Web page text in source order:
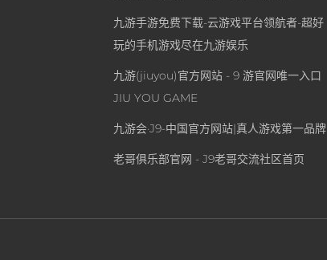
九游手游免费下载-云游戏平台领航者-超好
玩的手机游戏尽在九游娱乐
九游(jiuyou)官方网站 - 9 游官网唯一入口
JIU YOU GAME
九游会·J9-中国官方网站|真人游戏第一品牌
老哥俱乐部官网 - J9老哥交流社区首页